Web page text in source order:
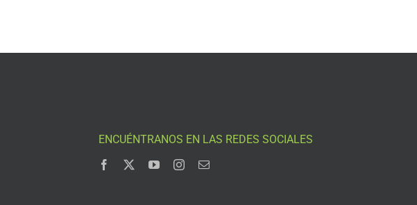
ENCUÉNTRANOS EN LAS REDES SOCIALES